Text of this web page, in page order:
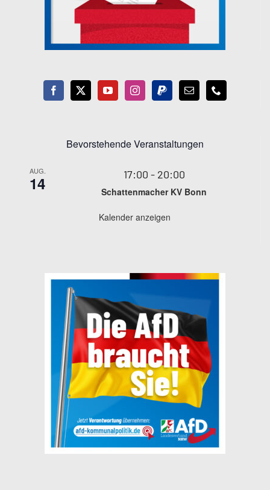
Bevorstehende Veranstaltungen
AUG.
14 17:00 - 20:00
Schattenmacher KV Bonn
Kalender anzeigen